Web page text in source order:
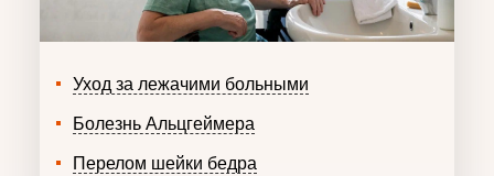
Уход за лежачими больными
Болезнь Альцгеймера
Перелом шейки бедра